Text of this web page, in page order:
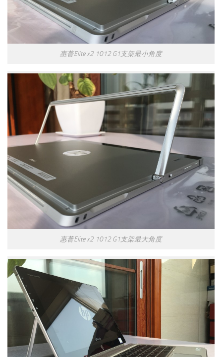
惠普Elite x2 1012 G1支架最小角度
惠普Elite x2 1012 G1支架最大角度